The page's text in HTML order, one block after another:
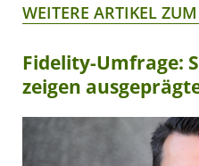
WEITERE ARTIKEL
Fidelity-Umfrage:
zeigen